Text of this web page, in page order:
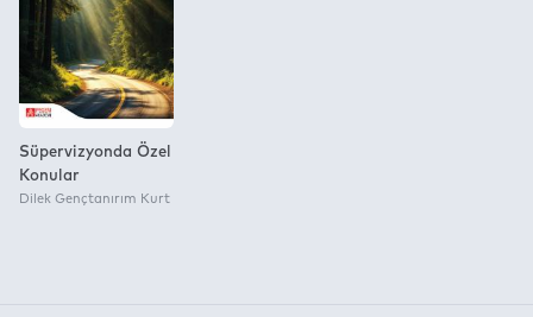
Süpervizyonda Özel
Konular
Dilek Gençtanırım Kurt